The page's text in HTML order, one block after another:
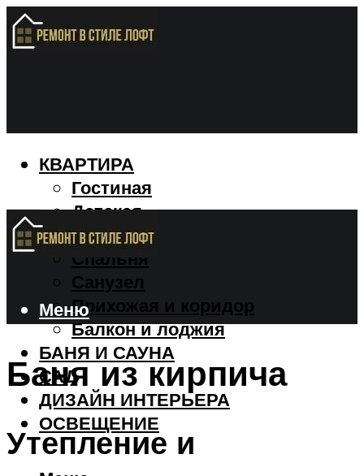
КВАРТИРА
Гостиная
Детская
Кухня
Спальня
Санузел
Прихожая и коридор
Балкон и лоджия
БАНЯ И САУНА
САД
ДИЗАЙН ИНТЕРЬЕРА
ОСВЕЩЕНИЕ
Меню
Баня из кирпича
Утепление и